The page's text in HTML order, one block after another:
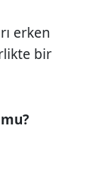
erken
bir